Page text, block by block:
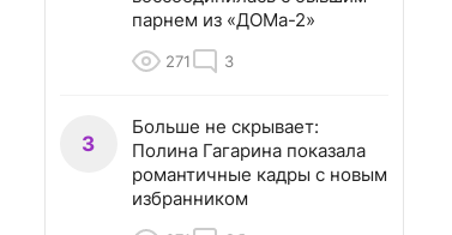
парнем из «ДОМа-2»
271 3
3
Больше не скрывает:
Полина Гагарина показала
романтичные кадры с новым
избранником